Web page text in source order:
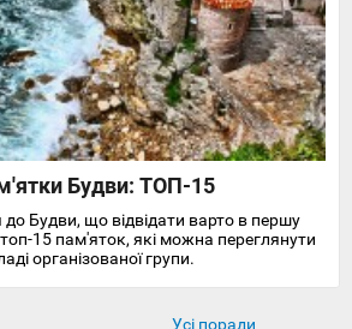
Будви: ТОП-15
Будви, що відвідати варто в першу
15 пам'яток, які можна переглянути
організованої групи.
Усі поради